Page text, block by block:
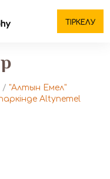
ТІРКЕЛУ
/ "Алтын Емел"
Altynemel